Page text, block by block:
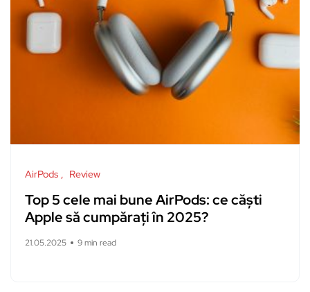
AirPods Review
Top 5 cele mai bune AirPods: ce căști
Apple să cumpărați în 2025?
21.05.2025 9 min read